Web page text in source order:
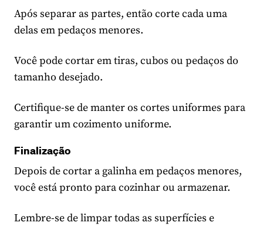
Após separar as partes, então corte cada uma
delas em pedaços menores.
Você pode cortar em tiras, cubos ou pedaços do
tamanho desejado.
Certifique-se de manter os cortes uniformes para
garantir um cozimento uniforme.
Finalização
Depois de cortar a galinha em pedaços menores,
você está pronto para cozinhar ou armazenar.
Lembre-se de limpar todas as superfícies e